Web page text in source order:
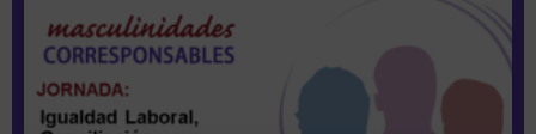
Página